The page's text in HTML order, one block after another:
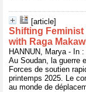
[article]
Shifting
with Raga
HANNUN, Marya - In
Au Soudan, la guerre
Forces de soutien
printemps 2025. Le
au monde de